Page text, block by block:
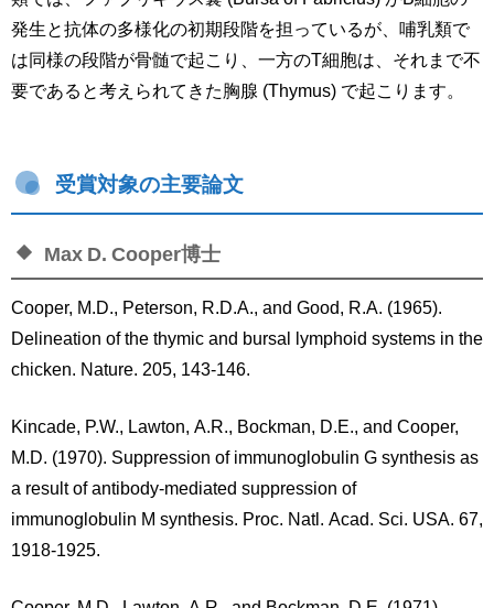
発生と抗体の多様化の初期段階を担っているが、哺乳類で
は同様の段階が骨髄で起こり、一方のT細胞は、それまで不
要であると考えられてきた胸腺 (Thymus) で起こります。
受賞対象の主要論文
Max D. Cooper博士
Cooper, M.D., Peterson, R.D.A., and Good, R.A. (1965).
Delineation of the thymic and bursal lymphoid systems in the
chicken. Nature. 205, 143-146.
Kincade, P.W., Lawton, A.R., Bockman, D.E., and Cooper,
M.D. (1970). Suppression of immunoglobulin G synthesis as
a result of antibody-mediated suppression of
immunoglobulin M synthesis. Proc. Natl. Acad. Sci. USA. 67,
1918-1925.